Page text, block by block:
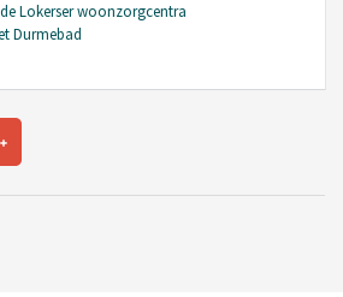
Lokerser woonzorgcentra
Durmebad